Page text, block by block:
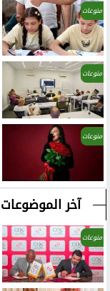
منوعات
منوعات
منوعات
آخر الموضوعات
منوعات